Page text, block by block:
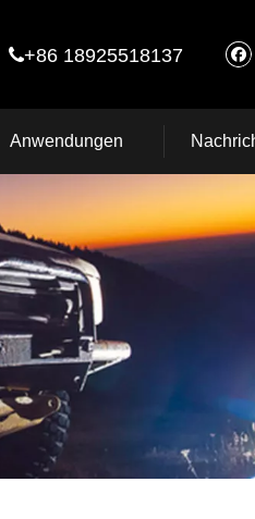
+86 18925518137
Anwendungen